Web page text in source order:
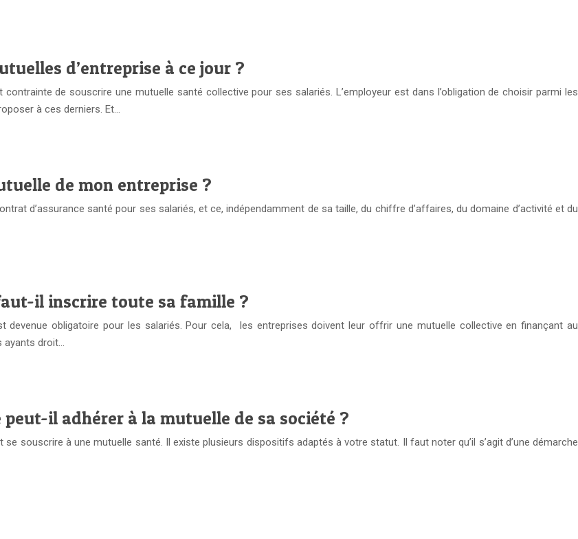
d’entreprise à ce jour ?
de souscrire une mutuelle santé collective pour ses salariés. L’employeur est dans l’obligation de choisir parmi les
à ces derniers. Et…
de mon entreprise ?
d’assurance santé pour ses salariés, et ce, indépendamment de sa taille, du chiffre d’affaires, du domaine d’activité et du
il inscrire toute sa famille ?
devenue obligatoire pour les salariés. Pour cela, les entreprises doivent leur offrir une mutuelle collective en finançant au
ayants droit…
il adhérer à la mutuelle de sa société ?
souscrire à une mutuelle santé. Il existe plusieurs dispositifs adaptés à votre statut. Il faut noter qu’il s’agit d’une démarche